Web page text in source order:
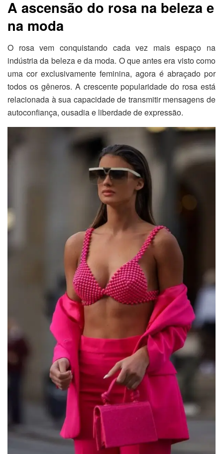
A ascensão do rosa na beleza e
na moda
O rosa vem conquistando cada vez mais espaço na
indústria da beleza e da moda. O que antes era visto como
uma cor exclusivamente feminina, agora é abraçado por
todos os gêneros. A crescente popularidade do rosa está
relacionada à sua capacidade de transmitir mensagens de
autoconfiança, ousadia e liberdade de expressão.